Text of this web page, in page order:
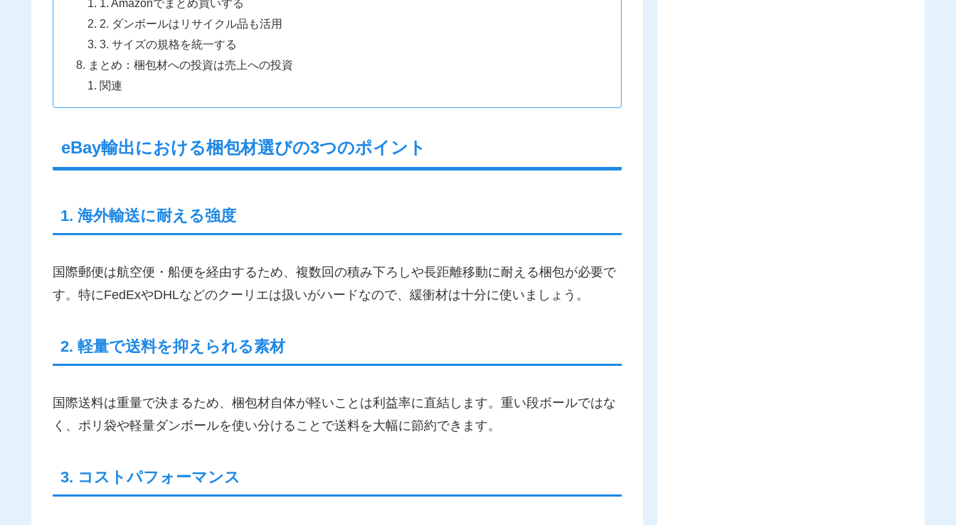
2. ダンボールはリサイクル品も活用
3. サイズの規格を統一する
まとめ：梱包材への投資は売上への投資
関連
eBay輸出における梱包材選びの3つのポイント
1. 海外輸送に耐える強度
国際郵便は航空便・船便を経由するため、複数回の積み下ろしや長距離移動に耐える梱包が必要で
す。特にFedExやDHLなどのクーリエは扱いがハードなので、緩衝材は十分に使いましょう。
2. 軽量で送料を抑えられる素材
国際送料は重量で決まるため、梱包材自体が軽いことは利益率に直結します。重い段ボールではな
く、ポリ袋や軽量ダンボールを使い分けることで送料を大幅に節約できます。
3. コストパフォーマンス